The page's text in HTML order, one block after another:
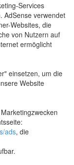
Services
AdSense verwendet
Websites, die
von Nutzern auf
ermöglicht
einsetzen, um die
Website
ads, die